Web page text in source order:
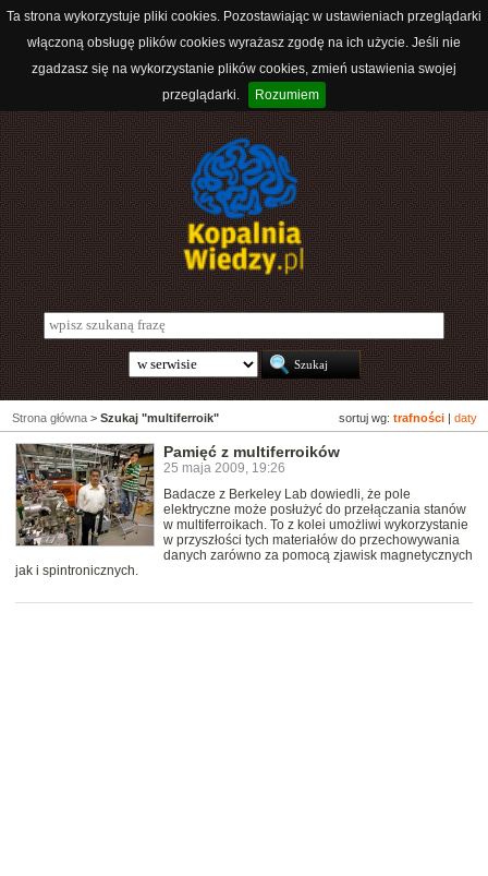
Ta strona wykorzystuje pliki cookies. Pozostawiając w ustawieniach przeglądarki
włączoną obsługę plików cookies wyrażasz zgodę na ich użycie. Jeśli nie
zgadzasz się na wykorzystanie plików cookies, zmień ustawienia swojej
przeglądarki.
Rozumiem
sortuj wg: trafności daty
Strona główna > Szukaj "multiferroik"
Pamięć z multiferroików
25 maja 2009, 19:26
Badacze z Berkeley Lab dowiedli, że pole
elektryczne może posłużyć do przełączania stanów
w multiferroikach. To z kolei umożliwi wykorzystanie
w przyszłości tych materiałów do przechowywania
danych zarówno za pomocą zjawisk magnetycznych
jak i spintronicznych.